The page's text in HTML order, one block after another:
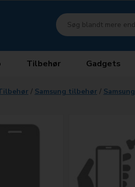
Tilbehør Gadgets
/ Samsung tilbehør /